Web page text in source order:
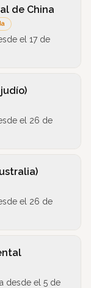
de China
el 17 de
el 26 de
el 26 de
desde el 5 de